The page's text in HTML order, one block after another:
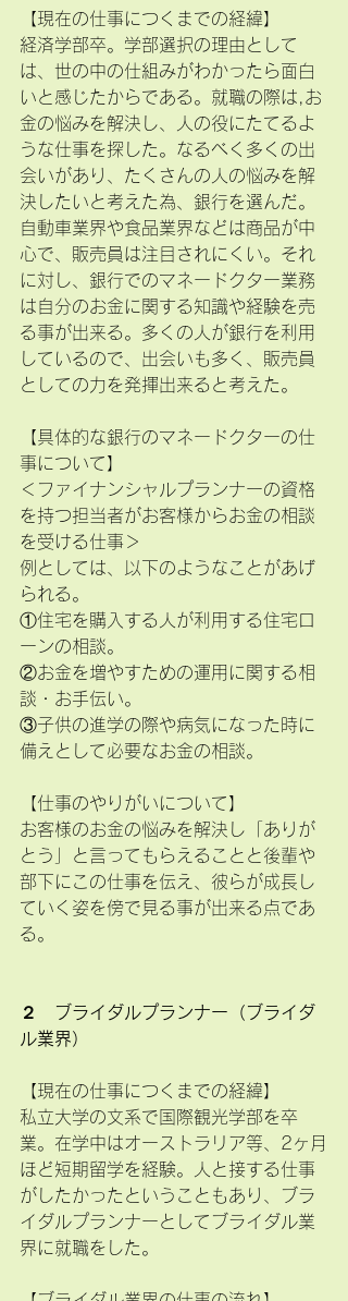
【現在の仕事につくまでの経緯】
経済学部卒。学部選択の理由として
は、世の中の仕組みがわかったら面白
いと感じたからである。就職の際は,お
金の悩みを解決し、人の役にたてるよ
うな仕事を探した。なるべく多くの出
会いがあり、たくさんの人の悩みを解
決したいと考えた為、銀行を選んだ。
自動車業界や食品業界などは商品が中
心で、販売員は注目されにくい。それ
に対し、銀行でのマネードクター業務
は自分のお金に関する知識や経験を売
る事が出来る。多くの人が銀行を利用
しているので、出会いも多く、販売員
としての力を発揮出来ると考えた。
【具体的な銀行のマネードクターの仕
事について】
＜ファイナンシャルプランナーの資格
を持つ担当者がお客様からお金の相談
を受ける仕事＞
例としては、以下のようなことがあげ
られる。
①住宅を購入する人が利用する住宅ロ
ーンの相談。
②お金を増やすための運用に関する相
談・お手伝い。
③子供の進学の際や病気になった時に
備えとして必要なお金の相談。
【仕事のやりがいについて】
お客様のお金の悩みを解決し「ありが
とう」と言ってもらえることと後輩や
部下にこの仕事を伝え、彼らが成長し
ていく姿を傍で見る事が出来る点であ
る。
２　ブライダルプランナー（ブライダ
ル業界）
【現在の仕事につくまでの経緯】
私立大学の文系で国際観光学部を卒
業。在学中はオーストラリア等、2ヶ月
ほど短期留学を経験。人と接する仕事
がしたかったということもあり、ブラ
イダルプランナーとしてブライダル業
界に就職をした。